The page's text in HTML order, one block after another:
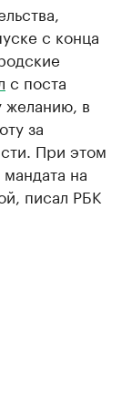
с конца
с поста
желанию, в
за
При этом
на
писал РБК